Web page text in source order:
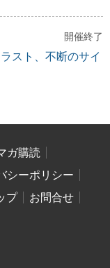
開催終了
スト、不断のサイ
ガ購読
シーポリシー
プ
お問合せ